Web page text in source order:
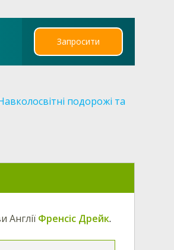
Запросити
подорожі та
Англії Френсіс Дрейк.